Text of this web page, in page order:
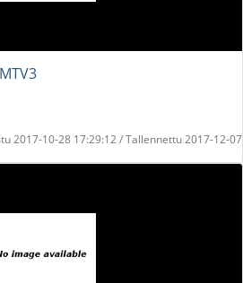
2017-10-28 17:29:12 / Tallennettu 2017-12-07